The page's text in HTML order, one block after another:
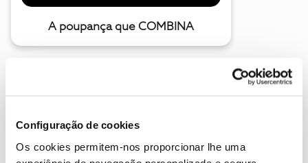
Configuração de cookies
Os cookies permitem-nos proporcionar lhe uma
A poupança que COMBINA